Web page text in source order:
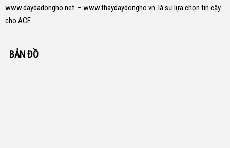
www.daydadongho.net – www.thaydaydongho.vn là sự lựa chọn tin cậy
cho ACE.
BẢN ĐỒ